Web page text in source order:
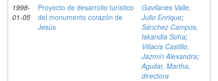
1998-
01-05
Proyecto de desarrollo turístico
del monumento corazón de
Jesús
Gavilanes Valle,
Julio Enrique;
Sánchez Campos,
Iskandia Sofía;
Villacís Castillo,
Jazmín Alexandra;
Aguilar, Martha,
directora